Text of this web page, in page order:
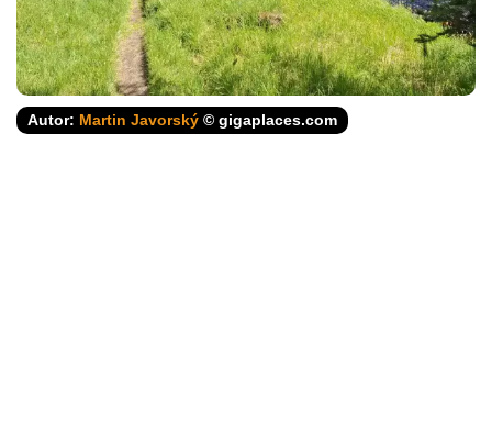
Autor: Martin Javorský © gigaplaces.com